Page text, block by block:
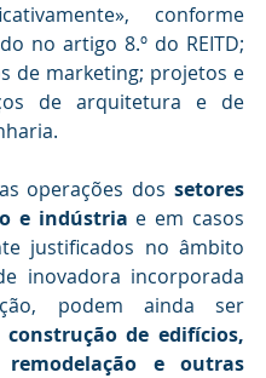
conforme
no artigo 8.º do REITD;
de marketing; projetos e
de arquitetura e de
operações dos setores
e indústria e em casos
justificados no âmbito
inovadora incorporada
podem ainda ser
construção de edifícios,
e outras